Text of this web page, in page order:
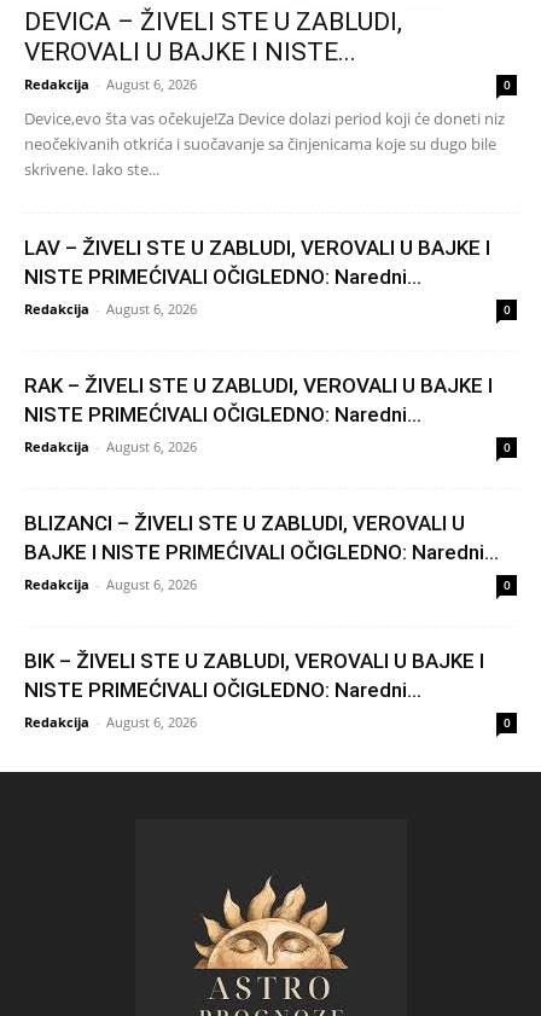
DEVICA – ŽIVELI STE U ZABLUDI,
VEROVALI U BAJKE I NISTE...
Redakcija - August 6, 2026 0
Device,evo šta vas očekuje!Za Device dolazi period koji će doneti niz
neočekivanih otkrića i suočavanje sa činjenicama koje su dugo bile
skrivene. Iako ste...
LAV – ŽIVELI STE U ZABLUDI, VEROVALI U BAJKE I
NISTE PRIMEĆIVALI OČIGLEDNO: Naredni...
Redakcija - August 6, 2026 0
RAK – ŽIVELI STE U ZABLUDI, VEROVALI U BAJKE I
NISTE PRIMEĆIVALI OČIGLEDNO: Naredni...
Redakcija - August 6, 2026 0
BLIZANCI – ŽIVELI STE U ZABLUDI, VEROVALI U
BAJKE I NISTE PRIMEĆIVALI OČIGLEDNO: Naredni...
Redakcija - August 6, 2026 0
BIK – ŽIVELI STE U ZABLUDI, VEROVALI U BAJKE I
NISTE PRIMEĆIVALI OČIGLEDNO: Naredni...
Redakcija - August 6, 2026 0